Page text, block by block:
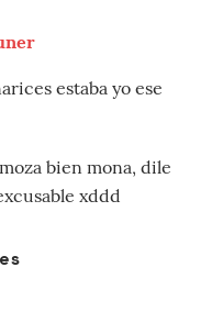
estaba yo ese
bien mona, dile
xddd